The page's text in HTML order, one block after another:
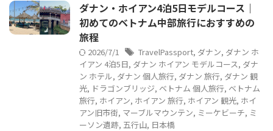
ダナン・ホイアン4泊5日モデルコース｜
初めてのベトナム中部旅行におすすめの
旅程
2026/7/1 TravelPassport, ダナン, ダナン ホ
イアン 4泊5日, ダナン ホイアン モデルコース, ダナ
ン ホテル, ダナン 個人旅行, ダナン 旅行, ダナン 観
光, ドラゴンブリッジ, ベトナム 個人旅行, ベトナム
旅行, ホイアン, ホイアン 旅行, ホイアン 観光, ホイ
アン旧市街, マーブルマウンテン, ミーケビーチ, ミ
ーソン遺跡, 五行山, 日本橋